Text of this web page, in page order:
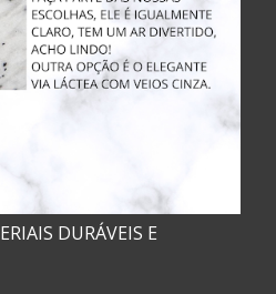
DURÁVEIS E